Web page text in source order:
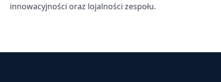
innowacyjności oraz lojalności zespołu.